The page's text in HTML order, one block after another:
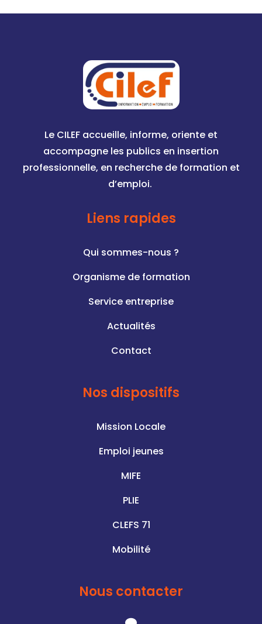
Le CILEF accueille, informe, oriente et
accompagne les publics en insertion
professionnelle, en recherche de formation et
d’emploi.
Liens rapides
Qui sommes-nous ?
Organisme de formation
Service entreprise
Actualités
Contact
Nos dispositifs
Mission Locale
Emploi jeunes
MIFE
PLIE
CLEFS 71
Mobilité
Nous contacter